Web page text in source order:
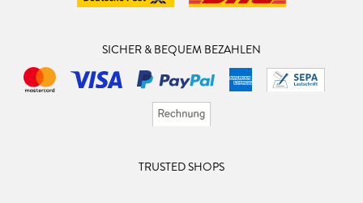
SICHER & BEQUEM BEZAHLEN
TRUSTED SHOPS